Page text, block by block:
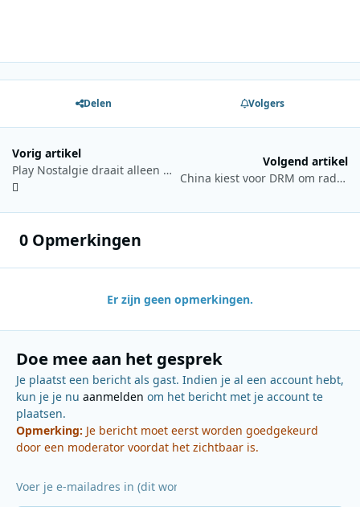
Delen Volgers
Vorig artikel
Play Nostalgie draait alleen maar zomerhits in de Summertime Top 500
Volgend artikel
China kiest voor DRM om radio op middengolf en kortegolf te moderniseren
0 Opmerkingen
Er zijn geen opmerkingen.
Doe mee aan het gesprek
Je plaatst een bericht als gast. Indien je al een account hebt,
kun je je nu aanmelden om het bericht met je account te
plaatsen.
Opmerking: Je bericht moet eerst worden goedgekeurd
door een moderator voordat het zichtbaar is.